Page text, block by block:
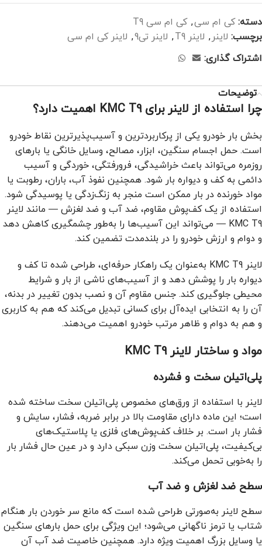
دسته: کی ام سی, کی ام سی T9
برچسب: لاینر , لاینر T9 , لاینر تی9 , لاینر کی ام سی
اشتراک گذاری:
توضیحات
چرا استفاده از لاینر برای KMC T9 اهمیت دارد؟
بخش بار خودرو یکی از پرکاربردترین و آسیب‌پذیرترین نقاط خودرو
است. حمل اجسام سنگین، ابزار، مصالح، وسایل خانگی یا بارهای
روزمره می‌تواند باعث خراشیدگی، فرورفتگی، خوردگی و آسیب
دائمی به کف و دیواره بار شود. همچنین نفوذ آب، باران، رطوبت یا
مواد خورنده در بار ممکن است منجر به زنگ‌زدگی یا پوسیدگی شود.
استفاده از یک کف‌پوش مقاوم، ضد آب و ضد لغزش — مانند لاینر
KMC T9 — می‌تواند این آسیب‌ها را به‌طور چشمگیری کاهش دهد
و دوام و ارزش خودرو را در بلندمدت تضمین کند.
لاینر KMC T9 به‌عنوان یک راهکار حرفه‌ای، طراحی شده تا کف و
دیواره بار را پوشش دهد و از آسیب‌های ناشی از بار و شرایط
محیطی جلوگیری کند. جنس مقاوم آن و نصب بدون تغییر در بدنه،
آن را به انتخابی ایده‌آل برای کسانی تبدیل می‌کند که هم به کاربری
و هم به دوام و ظاهر مرتب خودرو اهمیت می‌دهند.
مواد و ساختار لاینر KMC T9
پلی‌اتیلن سخت و فشرده
لاینر با استفاده از ورق‌های مخصوص پلی‌اتیلن سخت ساخته شده
است؛ این ماده دارای مقاومت بالا در برابر ضربه، فشار، سایش و
فشار بار است. بر خلاف کف‌پوش‌های فلزی یا پلاستیک‌های
بی‌کیفیت، پلی‌اتیلن سخت وزن سبکی دارد و در عین حال فشار بار
را به‌خوبی تحمل می‌کند.
سطح ضد لغزش و ضد آب
سطح لاینر به‌صورتی طراحی شده است که مانع سر خوردن بار هنگام
شتاب یا ترمز ناگهانی می‌شود؛ این ویژگی برای حمل بارهای سنگین
یا وسایل بزرگ اهمیت ویژه دارد. همچنین خاصیت ضد آب آن